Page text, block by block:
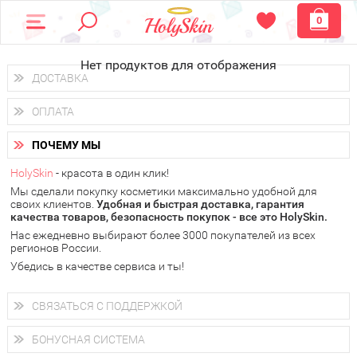
0
Нет продуктов для отображения
ДОСТАВКА
Доставка осуществляетсяпо всем городам России.
Вы можете выбрать доставку курьером, Почтой России или
получить заказ в пунктах выдачи PickPoint или пункте
самовывоза.
В 20 городах России доставка осуществляется ужена
следующий день.
у Вас всегда есть возможность получитьбесплатную
доставку от HolySkin.
подробнее об условиях доставки и оплаты в Вашем городе
ОПЛАТА
Вы можете оплатить свой заказ любым удобным способом:
наличными деньгами (
через интернет-банк (Альфа-банк, Сбербанк) и другими
электронными способами.
ПОЧЕМУ МЫ
HolySkin - красота в один клик!
Мы сделали покупку косметики максимально удобной для
своих клиентов. Удобная и быстрая доставка, гарантия
качества товаров, безопасность покупок - все это HolySkin.
Нас ежедневно выбирают более 3000 покупателей из всех
регионов России.
Убедись в качестве сервиса и ты!
СВЯЗАТЬСЯ С ПОДДЕРЖКОЙ
+7 (800) 707-24-55
Мы будем рады ответить на все Ваши вопросы по работе
магазина, проконсультировать по товарам, рассказать о
БОНУСНАЯ СИСТЕМА